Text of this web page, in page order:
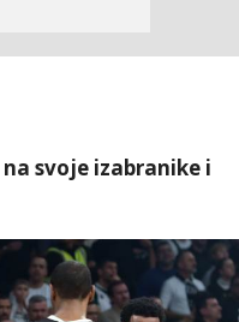
svoje izabranike i